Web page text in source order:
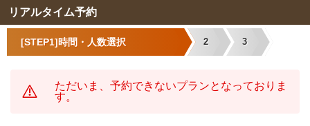
リアルタイム予約
[STEP1]時間・人数選択 2 3
ただいま、予約できないプランとなっておりま
す。